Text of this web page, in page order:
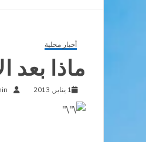
أخبار محلية
ماذا بعد
1 يناير, 2013